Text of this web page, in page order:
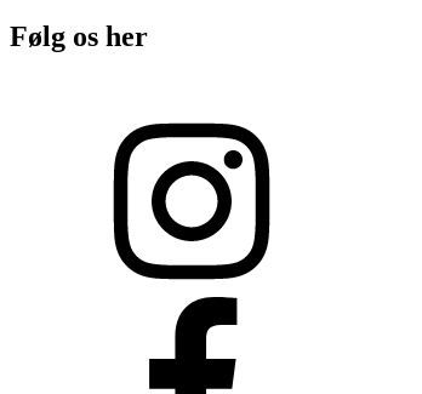
Følg os her